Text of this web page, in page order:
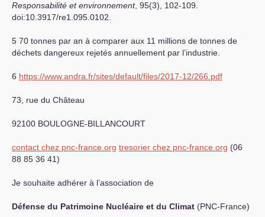
Responsabilité et environnement, 95(3), 102-109.
doi:10.3917/re1.095.0102.
5 70 tonnes par an à comparer aux 11 millions de tonnes de
déchets dangereux rejetés annuellement par l’industrie.
6 https://www.andra.fr/sites/default/files/2017-12/266.pdf
73, rue du Château
92100 BOULOGNE-BILLANCOURT
contact chez pnc-france.org tresorier chez pnc-france.org (06
88 85 36 41)
Je souhaite adhérer à l’association de
Défense du Patrimoine Nucléaire et du Climat (PNC-France)